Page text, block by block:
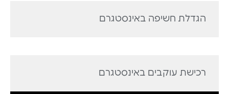
הגדלת חשיפה באינסטגרם
רכישת עוקבים באינסטגרם